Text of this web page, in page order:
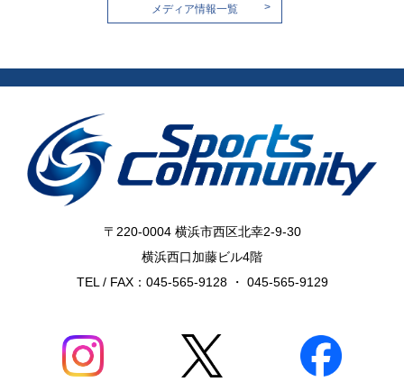
メディア情報一覧 >
〒220-0004 横浜市西区北幸2-9-30
横浜西口加藤ビル4階
TEL / FAX：045-565-9128 ・ 045-565-9129